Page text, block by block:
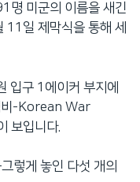
명 미군의 이름을 새긴
11일 제막식을 통해 세
입구 1에이커 부지에
비-Korean War
보입니다.
렇게 놓인 다섯 개의